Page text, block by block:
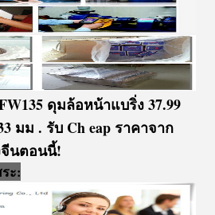
ดุมล้อหน้าแบริ่ง 37.99
มม . รับ Cheap ราคาจาก
จีนตอนนี้!
ะ: